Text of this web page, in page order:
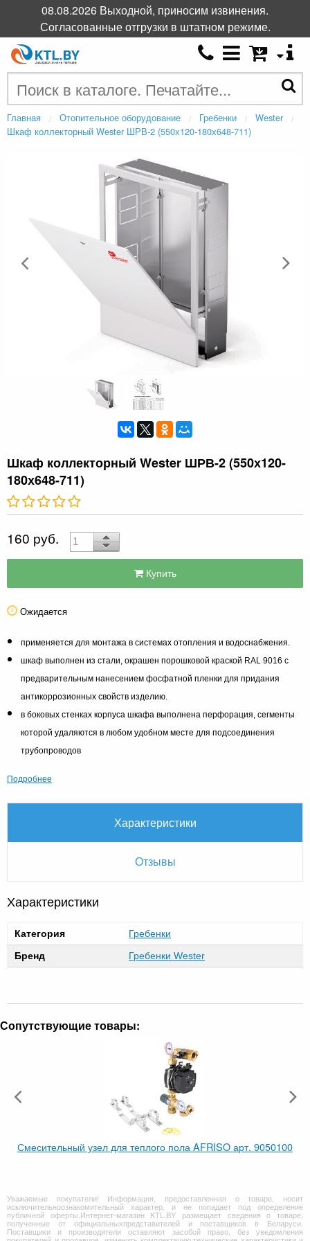
Главная Отопительное оборудование Гребенки
Wester
Шкаф коллекторный Wester ШРВ-2 (550х120-180х648-711)
Шкаф коллекторный Wester ШРВ-2 (550х120-
180х648-711)
160 руб.
Купить
Ожидается
применяется для монтажа в системах отопления и водоснабжения.
шкаф выполнен из стали, окрашен порошковой краской RAL 9016 с
предварительным нанесением фосфатной пленки для придания
антикоррозионных свойств изделию.
в боковых стенках корпуса шкафа выполнена перфорация, сегменты
которой удаляются в любом удобном месте для подсоединения
трубопроводов
Подробнее
Характеристики
Отзывы
Характеристики
Категория
Гребенки
Бренд
Гребенки Wester
Сопутствующие товары:
Смесительный узел для теплого пола AFRISO арт. 9050100
Уважаемые покупатели! Информация, предоставленная о товаре, носит
исключительноознакомительный характер, и не попадает под определение
публичной оферты.Интернет-магазин KTL.BY размещает сведения о товаре,
полученные от официальныхпредставителей и поставщиков в Беларуси.
Поставщики и производители оставляют засобой право, без уведомления
08.08.2026 Выходной, приносим извинения.
Согласованные отгрузки в штатном режиме.